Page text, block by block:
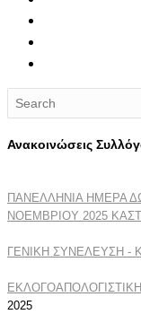
Ανακοινώσεις
ΠΑΝΕΛΛΗΝΙΑ ΗΜΕΡΑ
ΝΟΕΜΒΡΙΟΥ 2025
ΓΕΝΙΚΗ ΣΥΝΕΛΕΥΣΗ -
2025